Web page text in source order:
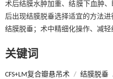
术后结膜水肿加重、结膜下血肿
后出现结膜脱垂选择适宜的方法
结膜脱垂；术中精细化操作、减
关键词
CFS+LM复合瓣悬吊术 / 结膜脱垂